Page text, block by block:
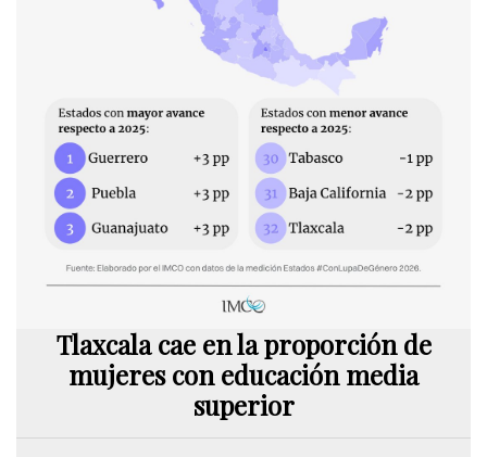
Tlaxcala cae en la proporción de
mujeres con educación media
superior